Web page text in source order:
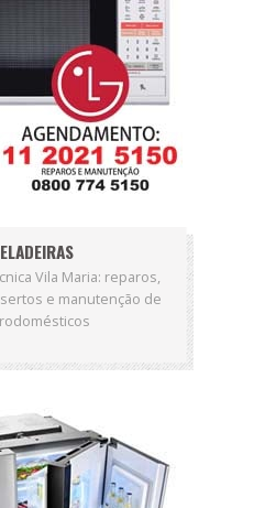
Vila Maria: reparos,
e manutenção de